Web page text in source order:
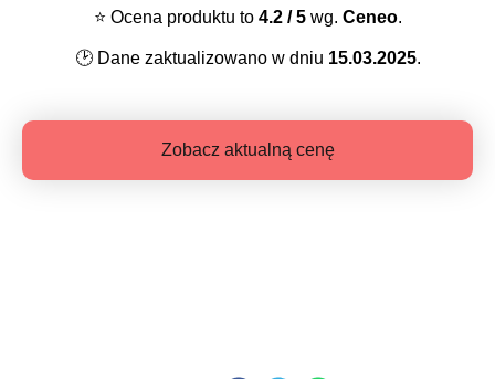
⭐️ Ocena produktu to 4.2/ 5wg. Ceneo.
🕑Dane zaktualizowano w dniu 15.03.2025.
Zobacz aktualną cenę